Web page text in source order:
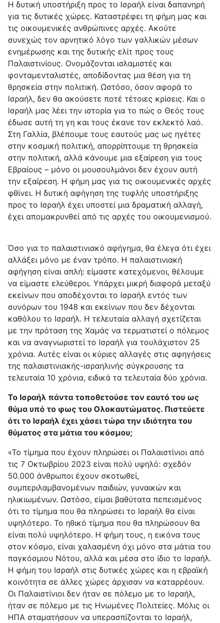
Η δυτική υποστήριξη προς το Ισραήλ είναι δαπανηρή
για τις δυτικές χώρες. Καταστρέφει τη φήμη μας και
τις οικουμενικές ανθρώπινες αρχές. Ακούτε
συνεχώς τον αρνητικό λόγο των γαλλικών μέσων
ενημέρωσης και της δυτικής ελίτ προς τους
Παλαιστινίους. Ονομάζονται ισλαμιστές και
φονταμενταλιστές, αποδίδοντας μια θέση για τη
θρησκεία στην πολιτική. Ωστόσο, όσον αφορά το
Ισραήλ, δεν θα ακούσετε ποτέ τέτοιες κρίσεις. Και ο
Ισραήλ μας λέει την ιστορία για το πώς ο Θεός τους
έδωσε αυτή τη γη και τους έκανε τον εκλεκτό λαό.
Στη Γαλλία, βλέπουμε τους εαυτούς μας ως ηγέτες
στην κοσμική πολιτική, απορρίπτουμε τη θρησκεία
στην πολιτική, αλλά κάνουμε μια εξαίρεση για τους
Εβραίους – μόνο οι μουσουλμάνοι δεν έχουν αυτή
την εξαίρεση. Η φήμη μας για τις οικουμενικές αρχές
φθίνει. Η δυτική αφήγηση της τυφλής υποστήριξης
προς το Ισραήλ έχει υποστεί μια δραματική αλλαγή,
έχει απομακρυνθεί από τις αρχές του οικουμενισμού.
Όσο για το παλαιστινιακό αφήγημα, θα έλεγα ότι έχει
αλλάξει μόνο με έναν τρόπο. Η παλαιστινιακή
αφήγηση είναι απλή: είμαστε κατεχόμενοι, θέλουμε
να είμαστε ελεύθεροι. Υπάρχει μικρή διαφορά μεταξύ
εκείνων που αποδέχονται το Ισραήλ εντός των
συνόρων του 1948 και εκείνων που δεν δέχονται
καθόλου το Ισραήλ. Η τελευταία αλλαγή σχετίζεται
με την πρόταση της Χαμάς να τερματιστεί ο πόλεμος
και να αναγνωριστεί το Ισραήλ για τουλάχιστον 25
χρόνια. Αυτές είναι οι κύριες αλλαγές στις αφηγήσεις
της παλαιστινιακής-ισραηλινής σύγκρουσης τα
τελευταία 10 χρόνια, ειδικά τα τελευταία δύο χρόνια.
Το Ισραήλ πάντα τοποθετούσε τον εαυτό του ως
θύμα υπό το φως του Ολοκαυτώματος. Πιστεύετε
ότι το Ισραήλ έχει χάσει τώρα την ιδιότητα του
θύματος στα μάτια του κόσμου;
«Το τίμημα που έχουν πληρώσει οι Παλαιστίνιοι από
τις 7 Οκτωβρίου 2023 είναι πολύ υψηλό: σχεδόν
50.000 άνθρωποι έχουν σκοτωθεί,
συμπεριλαμβανομένων παιδιών, γυναικών και
ηλικιωμένων. Ωστόσο, είμαι βαθύτατα πεπεισμένος
ότι το τίμημα που θα πληρώσει το Ισραήλ θα είναι
υψηλότερο. Το ηθικό τίμημα που θα πληρώσουν θα
είναι πολύ υψηλότερο. Η φήμη τους, η εικόνα τους
στον κόσμο, είναι χαλασμένη όχι μόνο στα μάτια του
παγκόσμιου Νότου, αλλά και μέσα στο ίδιο το Ισραήλ.
Η φήμη του Ισραήλ στις δυτικές χώρες και η εβραϊκή
κοινότητα σε άλλες χώρες άρχισαν να καταρρέουν.
Οι Παλαιστίνιοι δεν ήταν σε πόλεμο με το Ισραήλ,
ήταν σε πόλεμο με τις Ηνωμένες Πολιτείες. Μόλις οι
ΗΠΑ σταματήσουν να υπερασπίζονται το Ισραήλ,